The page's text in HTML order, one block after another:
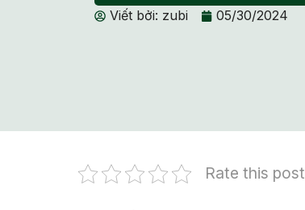
Viết bởi: zubi 05/30/2024
Rate this post